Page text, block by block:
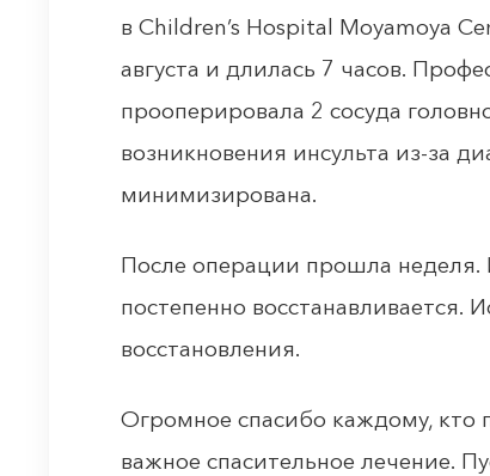
в Children’s Hospital Moyamoya
августа и длилась 7 часов.
прооперировала 2 сосуда
возникновения инсульта из-за
минимизирована.
После операции прошла
постепенно
восстановления.
Огромное спасибо каждому, кто
важное спасительное лечение.